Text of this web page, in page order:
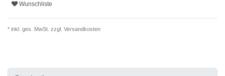
Wunschliste
* inkl. ges. MwSt. zzgl. Versandkosten